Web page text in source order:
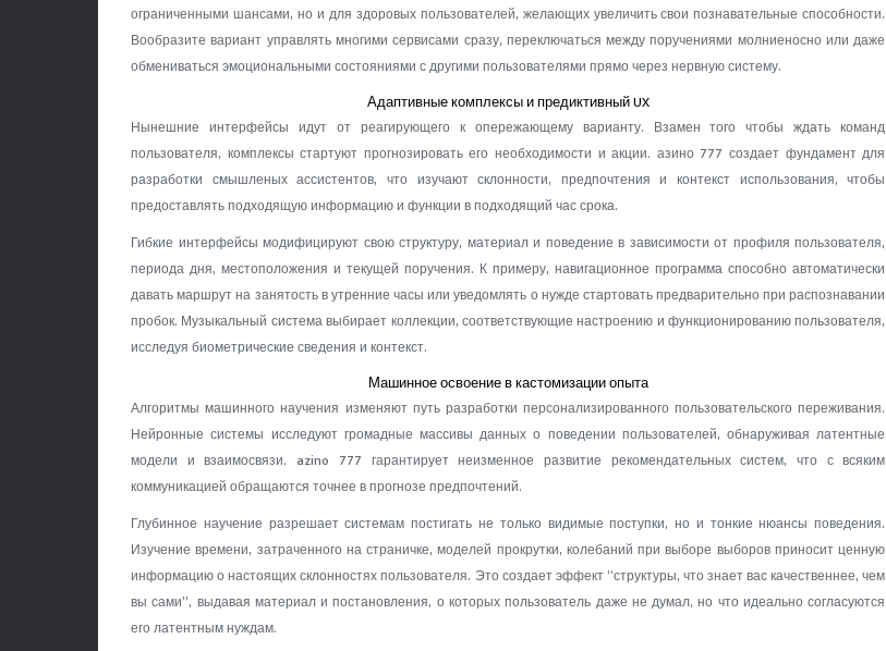
ограниченными шансами, но и для здоровых пользователей, желающих увеличить свои познавательные способности.
Вообразите вариант управлять многими сервисами сразу, переключаться между поручениями молниеносно или даже
обмениваться эмоциональными состояниями с другими пользователями прямо через нервную систему.
Адаптивные комплексы и предиктивный UX
Нынешние интерфейсы идут от реагирующего к опережающему варианту. Взамен того чтобы ждать команд
пользователя, комплексы стартуют прогнозировать его необходимости и акции. азино 777 создает фундамент для
разработки смышленых ассистентов, что изучают склонности, предпочтения и контекст использования, чтобы
предоставлять подходящую информацию и функции в подходящий час срока.
Гибкие интерфейсы модифицируют свою структуру, материал и поведение в зависимости от профиля пользователя,
периода дня, местоположения и текущей поручения. К примеру, навигационное программа способно автоматически
давать маршрут на занятость в утренние часы или уведомлять о нужде стартовать предварительно при распознавании
пробок. Музыкальный система выбирает коллекции, соответствующие настроению и функционированию пользователя,
исследуя биометрические сведения и контекст.
Машинное освоение в кастомизации опыта
Алгоритмы машинного научения изменяют путь разработки персонализированного пользовательского переживания.
Нейронные системы исследуют громадные массивы данных о поведении пользователей, обнаруживая латентные
модели и взаимосвязи. azino 777 гарантирует неизменное развитие рекомендательных систем, что с всяким
коммуникацией обращаются точнее в прогнозе предпочтений.
Глубинное научение разрешает системам постигать не только видимые поступки, но и тонкие нюансы поведения.
Изучение времени, затраченного на страничке, моделей прокрутки, колебаний при выборе выборов приносит ценную
информацию о настоящих склонностях пользователя. Это создает эффект “структуры, что знает вас качественнее, чем
вы сами”, выдавая материал и постановления, о которых пользователь даже не думал, но что идеально согласуются
его латентным нуждам.